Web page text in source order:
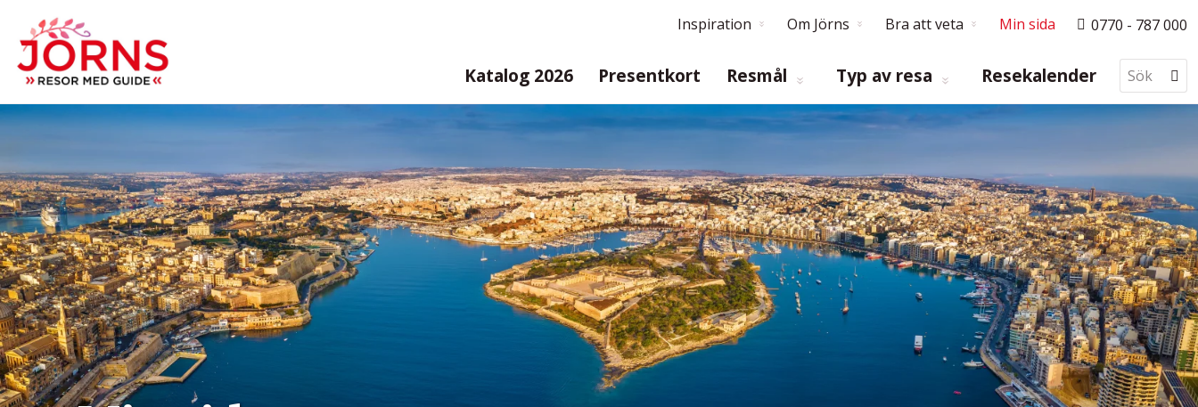
Inspiration Om Jörns Bra att veta Min sida 0770 - 787 000
Katalog 2026 Presentkort Resmål Typ av resa Resekalender